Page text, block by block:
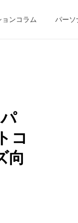
ンコラム パーソ
コ
向